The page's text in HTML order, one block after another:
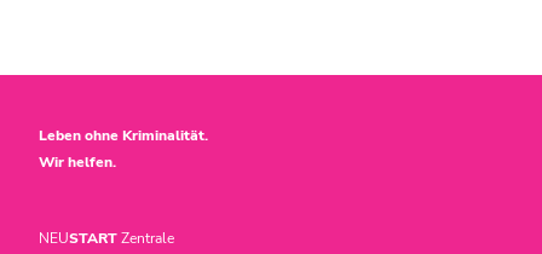
Leben ohne Kriminalität.
Wir helfen.
NEUSTARTZentrale